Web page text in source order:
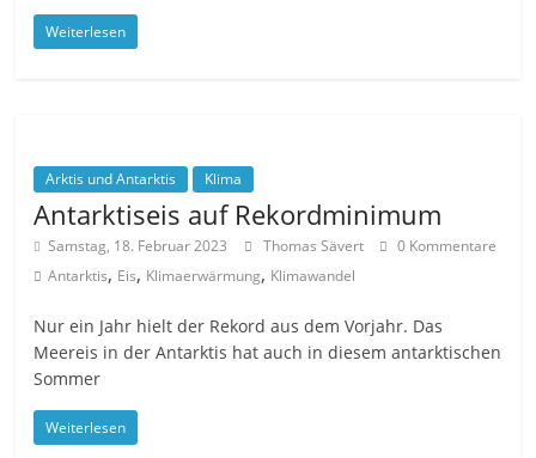
Weiterlesen
Arktis und Antarktis Klima
Antarktiseis auf Rekordminimum
Samstag, 18. Februar 2023 Thomas Sävert
0 Kommentare
Antarktis, Eis, Klimaerwärmung, Klimawandel
Nur ein Jahr hielt der Rekord aus dem Vorjahr. Das
Meereis in der Antarktis hat auch in diesem antarktischen
Sommer
Weiterlesen